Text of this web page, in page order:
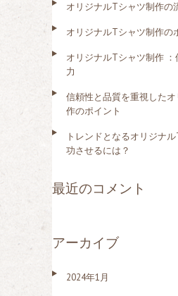
オリジナルTシャツ制作の
オリジナルTシャツ制作の
オリジナルTシャツ制作
力
信頼性と品質を重視した
作のポイント
トレンドとなるオリジナ
功させるには？
最近のコメント
アーカイブ
2024年1月